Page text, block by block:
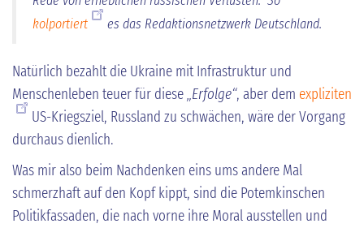
kolportiert
es das Redaktionsnetzwerk Deutschland.
Natürlich bezahlt die Ukraine mit Infrastruktur und
Menschenleben teuer für diese„Erfolge“, aber dem expliziten
US-Kriegsziel, Russland zu schwächen, wäre der Vorgang
durchaus dienlich.
Was mir also beim Nachdenken eins ums andere Mal
schmerzhaft auf den Kopf kippt, sind die Potemkinschen
Politikfassaden, die nach vorne ihre Moral ausstellen und